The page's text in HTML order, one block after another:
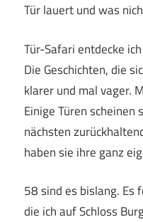
Tür lauert und was
Tür-Safari entdecke
Die Geschichten, die
klarer und mal vager.
Einige Türen scheinen
nächsten
haben sie ihre ganz
58 sind es bislang. Es
die ich auf Schloss